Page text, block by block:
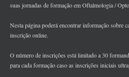
suas jornadas de formação em Oftalmologia /
Nesta página poderá encontrar informação sobre
inscrição online.
O número de inscrições está limitado a 30
para cada formação caso as inscrições iniciais